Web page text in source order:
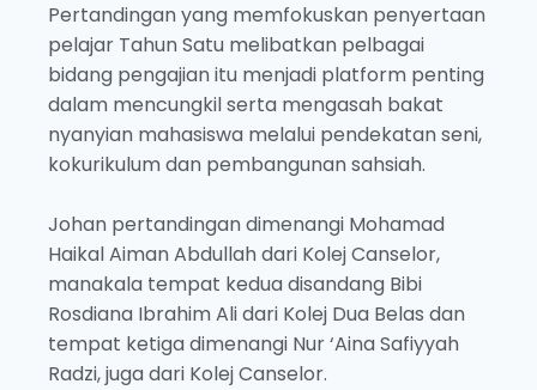
Pertandingan yang memfokuskan penyertaan
pelajar Tahun Satu melibatkan pelbagai
bidang pengajian itu menjadi platform penting
dalam mencungkil serta mengasah bakat
nyanyian mahasiswa melalui pendekatan seni,
kokurikulum dan pembangunan sahsiah.
Johan pertandingan dimenangi Mohamad
Haikal Aiman Abdullah dari Kolej Canselor,
manakala tempat kedua disandang Bibi
Rosdiana Ibrahim Ali dari Kolej Dua Belas dan
tempat ketiga dimenangi Nur ‘Aina Safiyyah
Radzi, juga dari Kolej Canselor.